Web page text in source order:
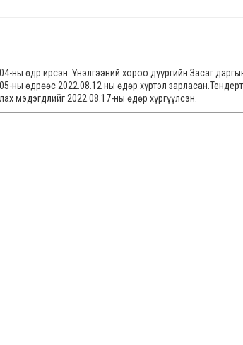
ны өдр ирсэн. Үнэлгээний хороо дүүргийн Засаг
ны өдрөөс 2022.08.12 ны өдөр хүртэл
мэдэгдлийг 2022.08.17-ны өдөр хүргүүлсэн.